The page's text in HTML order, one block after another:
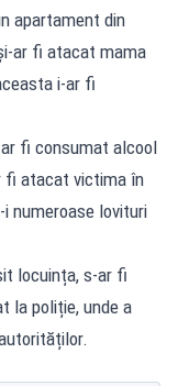
apartament din
ar fi atacat mama
i-ar fi
fi consumat alcool
fi atacat victima în
numeroase lovituri
locuința, s-ar fi
la poliție, unde a